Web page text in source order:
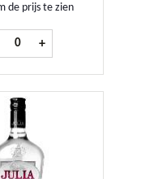
de prijs te zien
Remy Martin XO fles 70 cl
+